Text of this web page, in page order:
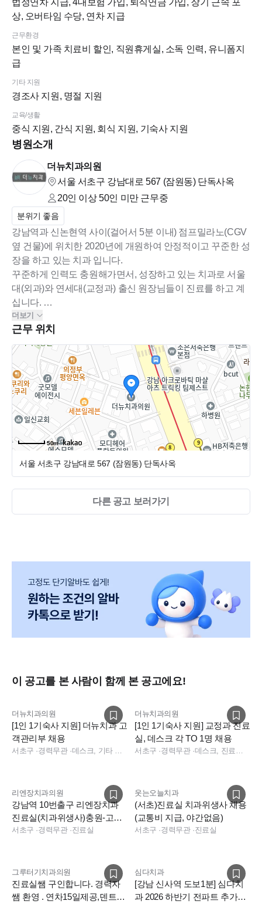
상, 오버타임 수당, 연차 지급
근무환경
본인 및 가족 치료비 할인, 직원휴게실, 소독 인력, 유니폼지
급
기타 지원
경조사 지원, 명절 지원
교육/생활
중식 지원, 간식 지원, 회식 지원, 기숙사 지원
병원소개
더뉴치과의원
서울 서초구 강남대로 567 (잠원동) 단독사옥
20인 이상 50인 미만근무중
분위기 좋음
강남역과 신논현역 사이(걸어서 5분 이내) 점프밀라노(CGV
옆 건물)에 위치한 2020년에 개원하여 안정적이고 꾸준한 성
장을 하고 있는 치과 입니다.
꾸준하게 인력도 충원해가면서, 성장하고 있는 치과로 서울
대(외과)와 연세대(교정과) 출신 원장님들이 진료를 하고 계
십니다.
전체적으로 분위기는 차분하고 수평적인 분위기이며, 원장
님들 모두가 고압적이거나, 권위적인거 자체를 싫어하시다
보니 말랑말랑한 분위기의 병원입니다.
* 구성원 수 : 30명
* 구성원 : 외과 원장님 2명 / 교정과 원장님 1명 / 기공실 2명 /
실장님 1명 / 데스크 3명 / 소독직원 1명 / 미화 여사님 1명 / 경
영지원실 4명 / 치과위생사 12명
더보기
근무 위치
50m
서울 서초구 강남대로 567 (잠원동) 단독사옥
다른 공고 보러가기
이 공고를 본 사람이 함께 본 공고에요!
더뉴치과의원
[1인 1기숙사 지원] 더뉴치과 고
객관리부 채용
서초구 ·경력무관· 데스크, 기타 직무, 데스크, 기타
더뉴치과의원
[1인 1기숙사 지원] 교정과 진료
실, 데스크 각 TO 1명 채용
서초구 ·경력무관· 데스크, 진료실, 기타 직무
리엔장치과의원
강남역 10번출구 리엔장치과
진료실(치과위생사)충원-고연
차우대(기숙사 지원)
서초구 ·경력무관·진료실
웃는오늘치과
(서초)진료실 치과위생사 채용
(교통비 지급, 야간없음)
서초구 ·경력무관·진료실
그루터기치과의원
진료실쌤 구인합니다. 경력자
쌤 환영 . 연차15일제공,덴트웹
심다치과
[강남 신사역 도보1분] 심다치
과 2026 하반기 전파트 추가채